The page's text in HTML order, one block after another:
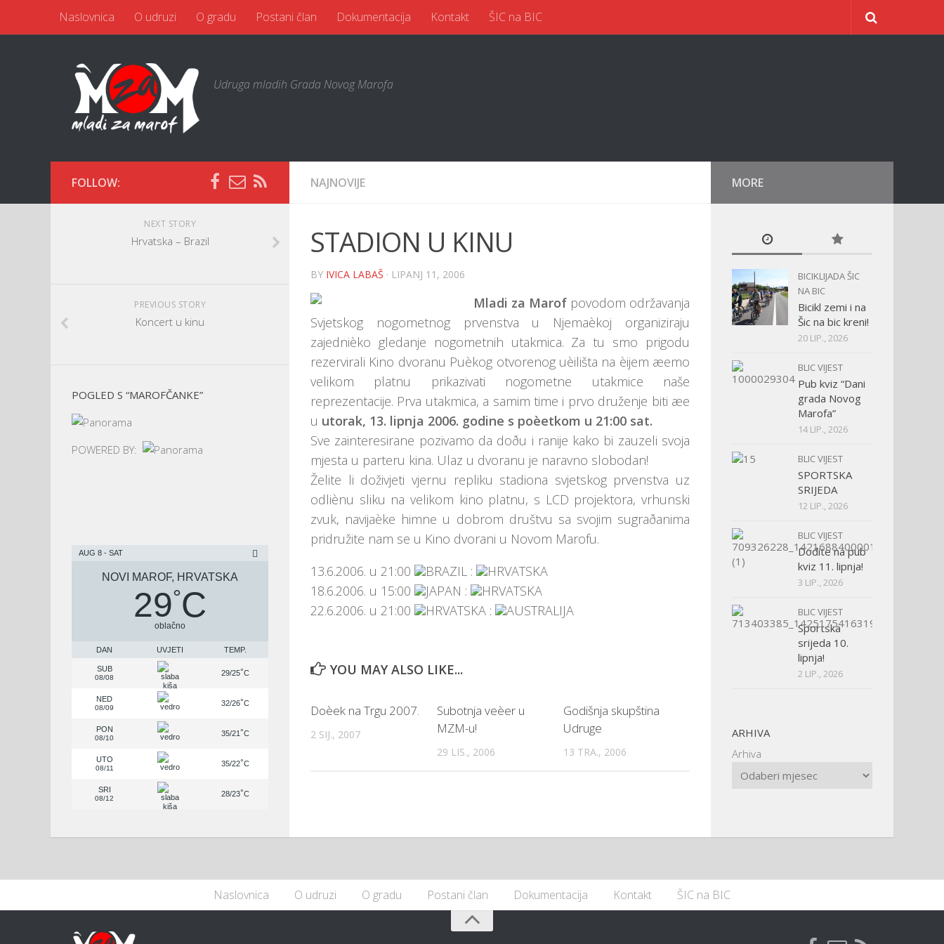
Naslovnica O udruzi O gradu Postani član Dokumentacija Kontakt ŠIC na BIC
Udruga mladih Grada Novog Marofa
NAJNOVIJE
STADION U KINU
BY IVICA LABAŠ · LIPANJ 11, 2006
Mladi za Marof povodom održavanja
Svjetskog nogometnog prvenstva u Njemaèkoj organiziraju
zajednièko gledanje nogometnih utakmica. Za tu smo prigodu
rezervirali Kino dvoranu Puèkog otvorenog uèilišta na èijem æemo
velikom platnu prikazivati nogometne utakmice naše
reprezentacije. Prva utakmica, a samim time i prvo druženje biti æe
u utorak, 13. lipnja 2006. godine s poèetkom u 21:00 sat.
Sve zainteresirane pozivamo da doðu i ranije kako bi zauzeli svoja
mjesta u parteru kina. Ulaz u dvoranu je naravno slobodan!
Želite li doživjeti vjernu repliku stadiona svjetskog prvenstva uz
odliènu sliku na velikom kino platnu, s LCD projektora, vrhunski
zvuk, navijaèke himne u dobrom društvu sa svojim sugraðanima
pridružite nam se u Kino dvorani u Novom Marofu.
13.6.2006. u 21:00
BRAZIL :
HRVATSKA
18.6.2006. u 15:00
JAPAN :
HRVATSKA
22.6.2006. u 21:00
HRVATSKA : AUSTRALIJA
YOU MAY ALSO LIKE...
Doèek na Trgu 2007.
2 SIJ., 2007
Subotnja veèer u
MZM-u!
29 LIS., 2006
Godišnja skupština
Udruge
13 TRA., 2006
FOLLOW:
NEXT STORY
Hrvatska – Brazil
PREVIOUS STORY
Koncert u kinu
POGLED S “MAROFČANKE”
POWERED BY:
AUG 8 - SAT
NOVI MAROF, HRVATSKA
29°C
oblačno
DAN UVJETI TEMP.
SUB
08/08
29/25°C
NED
08/09
32/26°C
PON
08/10
35/21°C
UTO
08/11
35/22°C
SRI
08/12
28/23°C
MORE
BICIKLIJADA ŠIC
NA BIC
Bicikl zemi i na
Šic na bic kreni!
20 LIP., 2026
BLIC VIJEST
Pub kviz “Dani
grada Novog
Marofa”
14 LIP., 2026
BLIC VIJEST
SPORTSKA
SRIJEDA
12 LIP., 2026
BLIC VIJEST
Dođite na pub
kviz 11. lipnja!
3 LIP., 2026
BLIC VIJEST
Sportska
srijeda 10.
lipnja!
2 LIP., 2026
ARHIVA
Arhiva
Naslovnica O udruzi O gradu Postani član Dokumentacija Kontakt ŠIC na BIC